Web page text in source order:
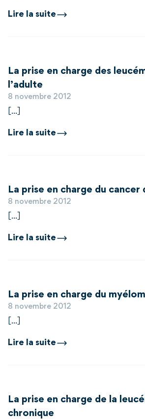
Lire la suite
La prise en charge des
l’adulte
8 novembre 2012
[...]
Lire la suite
La prise en charge du cancer
8 novembre 2012
[...]
Lire la suite
La prise en charge du
8 novembre 2012
[...]
Lire la suite
La prise en charge de la
chronique